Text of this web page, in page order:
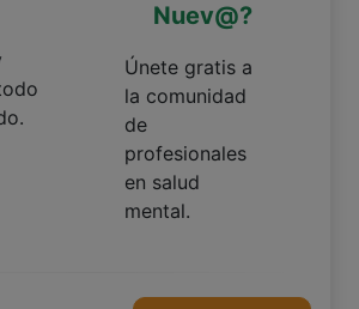
Nuev@?
Únete gratis a
la comunidad
de
profesionales
en salud
mental.